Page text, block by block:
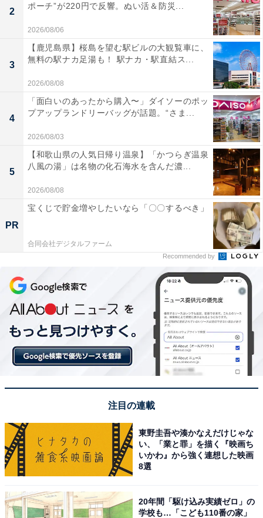
2
ポーチ”が220円で反響。ぬい活＆防災...
2026/08/06
3
【鹿児島県】桜島を望む駅ビルの大観覧車に、
無料の駅ナカ足湯も！ 駅ナカ・駅直結ス...
2026/08/08
4
「面白いのあったから購入〜」ダイソーのポッ
プアップランドリーバッグが話題。“さま...
2026/08/03
5
【和歌山県の人気日帰り温泉】「かつらぎ温泉
八風の湯」は名物の化石海水を含んだ濃...
2026/08/08
PR
宝くじで貯金増やしたいなら「〇〇するべき」
合同会社デジタルファーム
Recommended by
注目の連載
東野圭吾や湊かなえだけじゃな
い、「業と罪」を描く『映画ち
いかわ』から強く連想した映画
8選
20年間「駆け込み実績ゼロ」の
学校も…「こども110番の家」